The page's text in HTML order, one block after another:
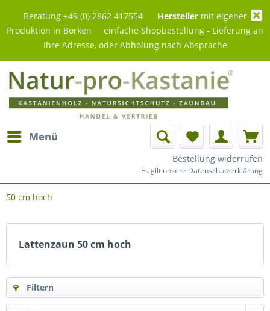
Beratung +49 (0) 2862 417554 Herstellermit eigener
Produktion in Borken einfache Shopbestellung - Lieferung an
Ihre Adresse, oder Abholung nach Absprache
Menü
Bestellung widerrufen
Es gilt unsere Datenschutzerklärung
50 cm hoch
Lattenzaun 50 cm hoch
Filtern